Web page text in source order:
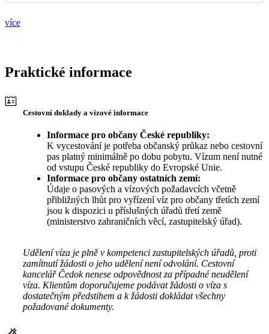
více
Praktické informace
Cestovní doklady a vízové informace
Informace pro občany České republiky:
K vycestování je potřeba občanský průkaz nebo cestovní
pas platný minimálně po dobu pobytu. Vízum není nutné
od vstupu České republiky do Evropské Unie.
Informace pro občany ostatních zemí:
Údaje o pasových a vízových požadavcích včetně
přibližných lhůt pro vyřízení víz pro občany třetích zemí
jsou k dispozici u příslušných úřadů třetí země
(ministerstvo zahraničních věcí, zastupitelský úřad).
Udělení víza je plně v kompetenci zastupitelských úřadů, proti
zamítnutí žádosti o jeho udělení není odvolání. Cestovní
kancelář Čedok nenese odpovědnost za případné neudělení
víza. Klientům doporučujeme podávat žádosti o víza s
dostatečným předstihem a k žádosti dokládat všechny
požadované dokumenty.